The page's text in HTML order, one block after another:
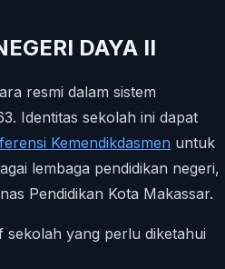
DAYA II
resmi dalam sistem
Identitas sekolah ini dapat
Kemendikdasmen untuk
lembaga pendidikan negeri,
Pendidikan Kota Makassar.
sekolah yang perlu diketahui